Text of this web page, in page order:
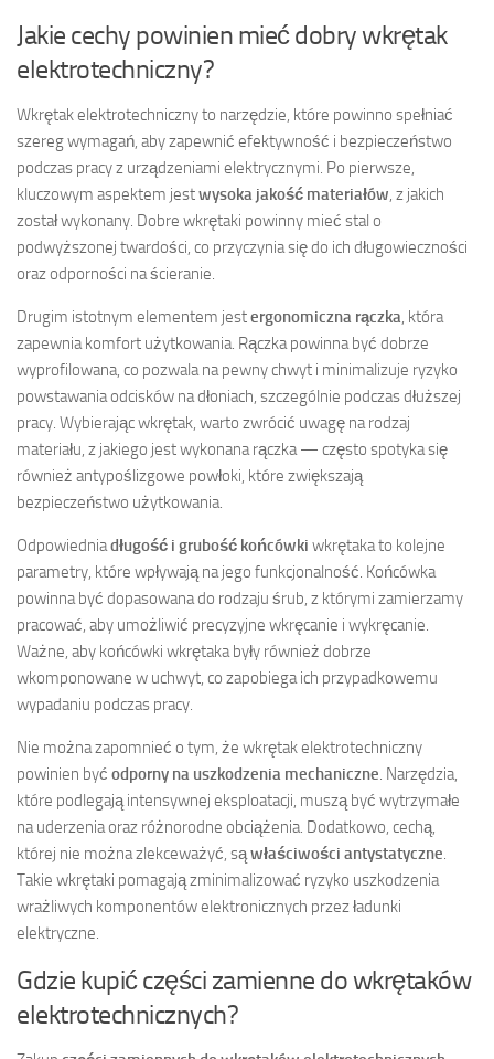
Jakie cechy powinien mieć dobry wkrętak
elektrotechniczny?
Wkrętak elektrotechniczny to narzędzie, które powinno spełniać
szereg wymagań, aby zapewnić efektywność i bezpieczeństwo
podczas pracy z urządzeniami elektrycznymi. Po pierwsze,
kluczowym aspektem jestwysoka jakość materiałów, z jakich
został wykonany. Dobre wkrętaki powinny mieć stal o
podwyższonej twardości, co przyczynia się do ich długowieczności
oraz odporności na ścieranie.
Drugim istotnym elementem jestergonomiczna rączka, która
zapewnia komfort użytkowania. Rączka powinna być dobrze
wyprofilowana, co pozwala na pewny chwyt i minimalizuje ryzyko
powstawania odcisków na dłoniach, szczególnie podczas dłuższej
pracy. Wybierając wkrętak, warto zwrócić uwagę na rodzaj
materiału, z jakiego jest wykonana rączka — często spotyka się
również antypoślizgowe powłoki, które zwiększają
bezpieczeństwo użytkowania.
Odpowiedniadługość i grubość końcówki wkrętaka to kolejne
parametry, które wpływają na jego funkcjonalność. Końcówka
powinna być dopasowana do rodzaju śrub, z którymi zamierzamy
pracować, aby umożliwić precyzyjne wkręcanie i wykręcanie.
Ważne, aby końcówki wkrętaka były również dobrze
wkomponowane w uchwyt, co zapobiega ich przypadkowemu
wypadaniu podczas pracy.
Nie można zapomnieć o tym, że wkrętak elektrotechniczny
powinien być odporny na uszkodzenia mechaniczne. Narzędzia,
które podlegają intensywnej eksploatacji, muszą być wytrzymałe
na uderzenia oraz różnorodne obciążenia. Dodatkowo, cechą,
której nie można zlekceważyć, sąwłaściwości antystatyczne.
Takie wkrętaki pomagają zminimalizować ryzyko uszkodzenia
wrażliwych komponentów elektronicznych przez ładunki
elektryczne.
Gdzie kupić części zamienne do wkrętaków
elektrotechnicznych?